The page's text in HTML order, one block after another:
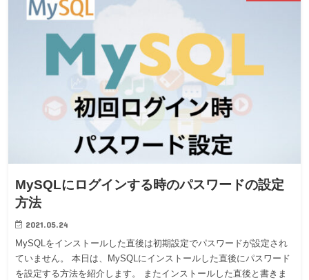
MySQLにログインする時のパスワードの設定
方法
2021.05.24
MySQLをインストールした直後は初期設定でパスワードが設定され
ていません。 本日は、MySQLにインストールした直後にパスワード
を設定する方法を紹介します。 またインストールした直後と書きま